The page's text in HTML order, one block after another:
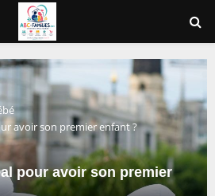
avoir son premier enfant ?
pour avoir son premier